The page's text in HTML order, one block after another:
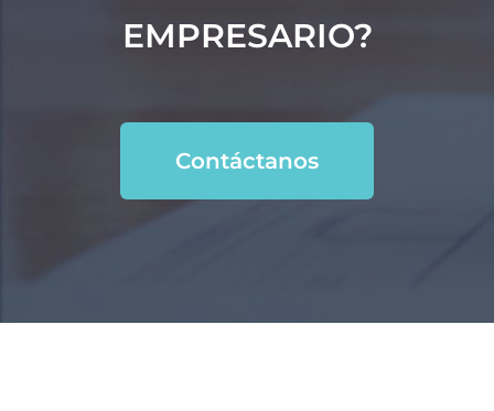
EMPRESARIO?
Contáctanos